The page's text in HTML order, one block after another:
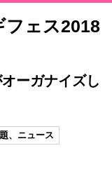
フェス2018
ーガナイズし
、ニュース